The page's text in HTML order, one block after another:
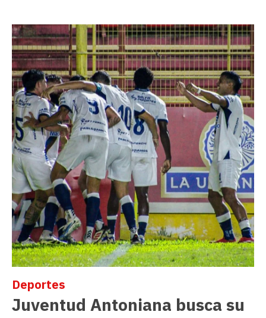
Juventud Antoniana busca su
Deportes